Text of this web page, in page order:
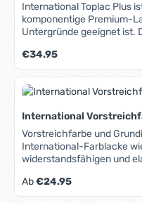
International Toplac Plus
komponentige Premium-
Untergründe geeignet ist.
übertrifft Toplac Plus
Langlebigkeit und
Verlaufseigenschaften
Rolle oder Farbpad zu
Verarbeitung und tiefer Glanz, für
Bootsbaumaterialien
Stahl, Holz), exzellente
und Farbtonstabilität, hervorragende UV-Beständigkeit.
optimales
10% Verdünnung
Regulärer Preis:
€34.95
International
Vorstreichfarbe und
International-Farblacke
widerstandsfähigen und
glatten Untergrund für
Deckkraft wird ein
Regulärer Preis:
Ab€24.95